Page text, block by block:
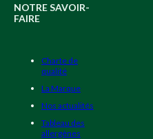
NOTRE SAVOIR-
FAIRE
Charte de
qualité
La Marque
Nos actualités
Tableau des
allergènes